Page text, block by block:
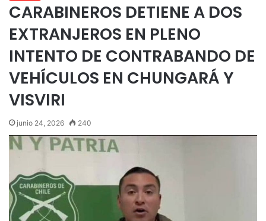
CARABINEROS DETIENE A DOS
EXTRANJEROS EN PLENO
INTENTO DE CONTRABANDO DE
VEHÍCULOS EN CHUNGARÁ Y
VISVIRI
junio 24, 2026 240